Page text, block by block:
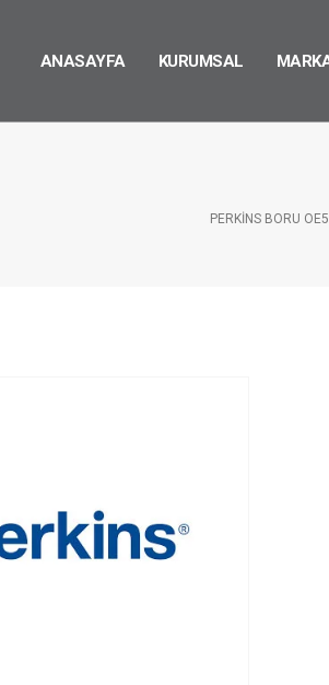
ANASAYFA KURUMSAL
PERKINS BORU